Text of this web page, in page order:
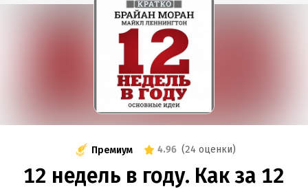
Премиум 4.96 (24 оценки)
12 недель в году. Как за 12